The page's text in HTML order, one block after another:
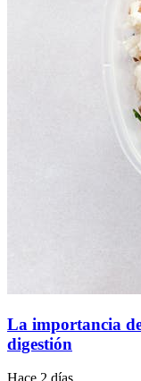
La importancia
digestión